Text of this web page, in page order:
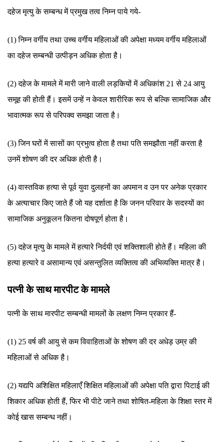
दहेज मृत्यु के सम्बन्ध में प्रमुख तत्व निम्न पाये गये-
(1) निम्न वर्गीय तथा उच्च वर्गीय महिलाओं की अपेक्षा मध्यम वर्गीय महिलाओं
का दहेज सम्बन्धी उत्पीड़न अधिक होता है।
(2) दहेज के मामले में मारी जाने वाली लड़कियों में अधिकांश 21 से 24 आयु
समूह की होती हैं। इसमें उन्हें न केवल शारीरिक रूप से बल्कि सामाजिक और
भावात्मक रूप से परिपक्व समझा जाता है।
(3) जिन घरों में सासों का प्रभुत्व होता है तथा पति समझौता नहीं करता है
उनमें शोषण की दर अधिक होती है।
(4) वास्तविक हत्या से पूर्व युवा दुलहनों का अपमान व उन पर अनेक प्रकार
के अत्याचार किए जाते हैं जो यह दर्शाता है कि जनन परिवार के सदस्यों का
सामाजिक अनुकूलन कितना दोषपूर्ण होता है।
(5) दहेज मृत्यु के मामले में हत्यारे निर्दयी एवं शक्तिशाली होते हैं। महिला की
हत्या हत्यारे व असामान्य एवं असन्तुलित व्यक्तित्व की अभिव्यक्ति मात्र है।
पत्नी के साथ मारपीट के मामले
पत्नी के साथ मारपीट सम्बन्धी मामलों के लक्षण निम्न प्रकार हैं-
(1) 25 वर्ष की आयु से कम विवाहिताओं के शोषण की दर अधेड़ उम्र की
महिलाओं से अधिक है।
(2) यद्यपि अशिक्षित महिलाएँ शिक्षित महिलाओं की अपेक्षा पति द्वारा पिटाई की
शिकार अधिक होती हैं, फिर भी पीटे जाने तथा शोषित-महिला के शिक्षा स्तर में
कोई खास सम्बन्ध नहीं।